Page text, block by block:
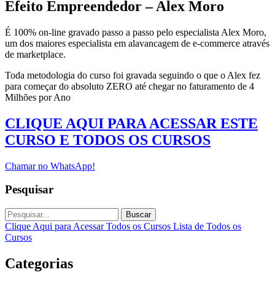
Efeito Empreendedor – Alex Moro
É 100% on-line gravado passo a passo pelo especialista Alex Moro,
um dos maiores especialista em alavancagem de e-commerce através
de marketplace.
Toda metodologia do curso foi gravada seguindo o que o Alex fez
para começar do absoluto ZERO até chegar no faturamento de 4
Milhões por Ano
CLIQUE AQUI PARA ACESSAR ESTE
CURSO E TODOS OS CURSOS
Chamar no WhatsApp!
Pesquisar
Buscar
Clique Aqui para Acessar Todos os Cursos Lista de Todos os
Cursos
Categorias